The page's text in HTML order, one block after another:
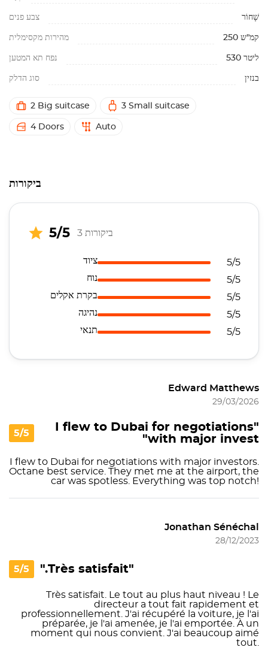
צבע פנים שָׁחוֹר
מהירות מקסימלית 250 קמ"ש
נפח תא המטען 530 ליטר
סוג הדלק בנזין
2 Big suitcase 3 Small suitcase
4 Doors Auto
ביקורות
5/5 3 ביקורות
ציוד
5/5
נוח
5/5
בקרת אקלים
5/5
נהיגה
5/5
תנאי
5/5
Edward Matthews
29/03/2026
5/5
"I flew to Dubai for negotiations
with major invest"
I flew to Dubai for negotiations with major investors.
Octane best service. They met me at the airport, the
car was spotless. Everything was top notch!
Jonathan Sénéchal
28/12/2023
5/5 "Très satisfait."
Très satisfait. Le tout au plus haut niveau ! Le
directeur a tout fait rapidement et
professionnellement. J'ai récupéré la voiture, je l'ai
préparée, je l'ai amenée, je l'ai emportée. À un
moment qui nous convient. J'ai beaucoup aimé
tout.